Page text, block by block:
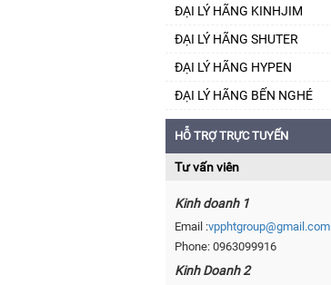
ĐẠI LÝ HÃNG KINHJIM
ĐẠI LÝ HÃNG SHUTER
ĐẠI LÝ HÃNG HYPEN
ĐẠI LÝ HÃNG BẾN NGHÉ
HỖ TRỢ TRỰC TUYẾN
Tư vấn viên
Kinh doanh 1
Email :vpphtgroup@gmail.com
Phone: 0963099916
Kinh Doanh 2